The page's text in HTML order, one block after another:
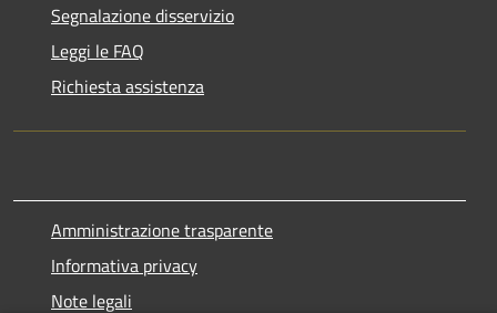
Segnalazione disservizio
Leggi le FAQ
Richiesta assistenza
Amministrazione trasparente
Informativa privacy
Note legali